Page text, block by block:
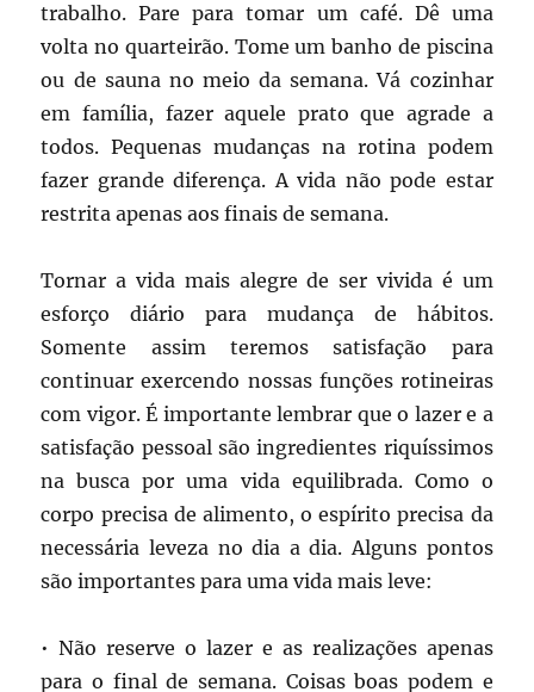
trabalho. Pare para tomar um café. Dê uma
volta no quarteirão. Tome um banho de piscina
ou de sauna no meio da semana. Vá cozinhar
em família, fazer aquele prato que agrade a
todos. Pequenas mudanças na rotina podem
fazer grande diferença. A vida não pode estar
restrita apenas aos finais de semana.
Tornar a vida mais alegre de ser vivida é um
esforço diário para mudança de hábitos.
Somente assim teremos satisfação para
continuar exercendo nossas funções rotineiras
com vigor. É importante lembrar que o lazer e a
satisfação pessoal são ingredientes riquíssimos
na busca por uma vida equilibrada. Como o
corpo precisa de alimento, o espírito precisa da
necessária leveza no dia a dia. Alguns pontos
são importantes para uma vida mais leve:
• Não reserve o lazer e as realizações apenas
para o final de semana. Coisas boas podem e